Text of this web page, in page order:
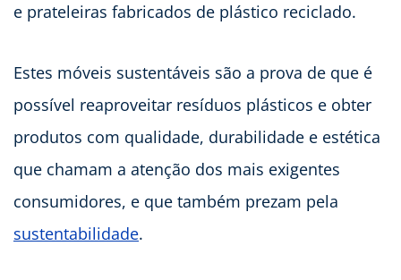
e prateleiras fabricados de plástico reciclado.
Estes móveis sustentáveis são a prova de que é
possível reaproveitar resíduos plásticos e obter
produtos com qualidade, durabilidade e estética
que chamam a atenção dos mais exigentes
consumidores, e que também prezam pela
sustentabilidade.